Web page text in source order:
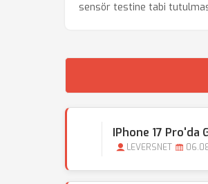
sensör testine tabi
IPhone 17 Pro'da
LEVERSNET